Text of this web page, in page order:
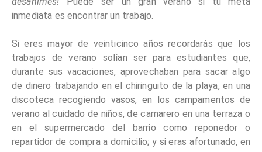
inmediata es encontrar un trabajo.
Si eres mayor de veinticinco años recordarás que los
trabajos de verano solían ser para estudiantes que,
durante sus vacaciones, aprovechaban para sacar algo
de dinero trabajando en el chiringuito de la playa, en una
discoteca recogiendo vasos, en los campamentos de
verano al cuidado de niños, de camarero en una terraza o
en el supermercado del barrio como reponedor o
repartidor de compra a domicilio; y si eras afortunado, en